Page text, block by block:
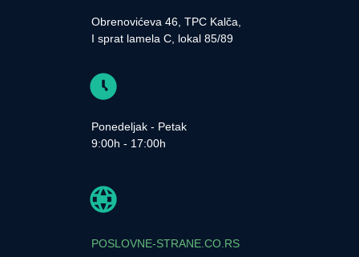
Obrenovićeva 46, TPC Kalča,
I sprat lamela C, lokal 85/89
Ponedeljak - Petak
9:00h - 17:00h
POSLOVNE-STRANE.CO.RS